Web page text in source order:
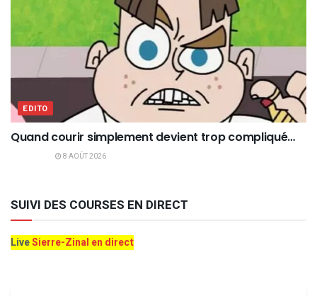
EDITO
Quand courir simplement devient trop compliqué…
8 AOÛT 2026
SUIVI DES COURSES EN DIRECT
LiveSierre-Zinal en direct